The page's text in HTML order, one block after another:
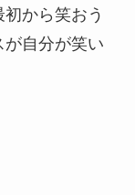
から笑おう
が自分が笑い